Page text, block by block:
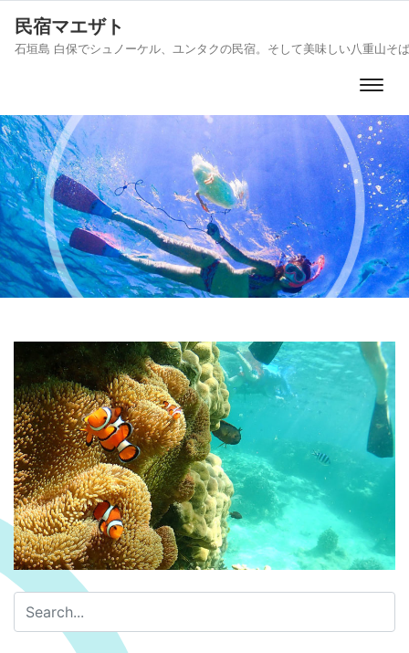
民宿マエザト
石垣島 白保でシュノーケル、ユンタクの民宿。そして美味しい八重山そ